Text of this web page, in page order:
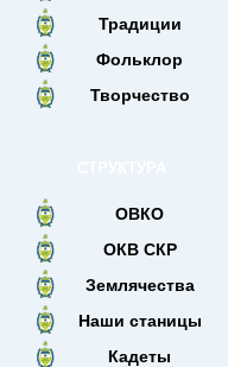
Традиции
Фольклор
Творчество
ОВКО
ОКВ СКР
Землячества
Наши станицы
Кадеты